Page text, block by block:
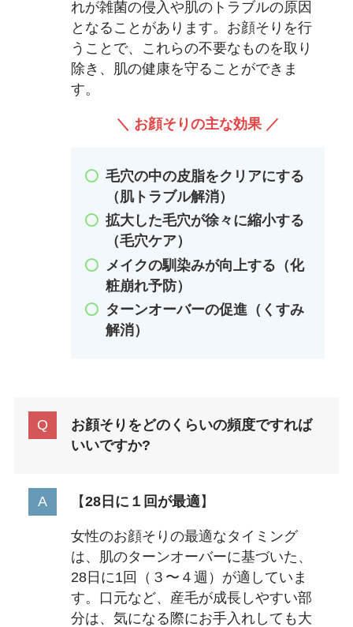
れが雑菌の侵入や肌のトラブルの原因
となることがあります。お顔そりを行
うことで、これらの不要なものを取り
除き、肌の健康を守ることができま
す。
＼ お顔そりの主な効果 ／
毛穴の中の皮脂をクリアにする
（肌トラブル解消）
拡大した毛穴が徐々に縮小する
（毛穴ケア）
メイクの馴染みが向上する（化
粧崩れ予防）
ターンオーバーの促進（くすみ
解消）
お顔そりをどのくらいの頻度ですれば
いいですか?
【28日に１回が最適】
女性のお顔そりの最適なタイミング
は、肌のターンオーバーに基づいた、
28日に1回（３〜４週）が適していま
す。口元など、産毛が成長しやすい部
分は、気になる際にお手入れしても大